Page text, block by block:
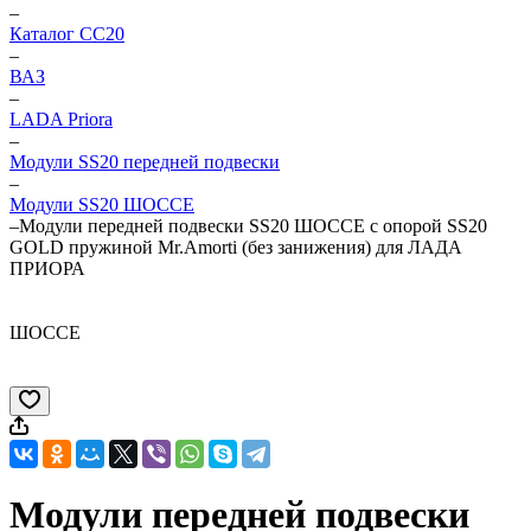
–
Каталог CC20
–
ВАЗ
–
LADA Priora
–
Модули SS20 передней подвески
–
Модули SS20 ШОССЕ
–Модули передней подвески SS20 ШОССЕ c опорой SS20
GOLD пружиной Mr.Amorti (без занижения) для ЛАДА
ПРИОРА
ШОССЕ
Модули передней подвески